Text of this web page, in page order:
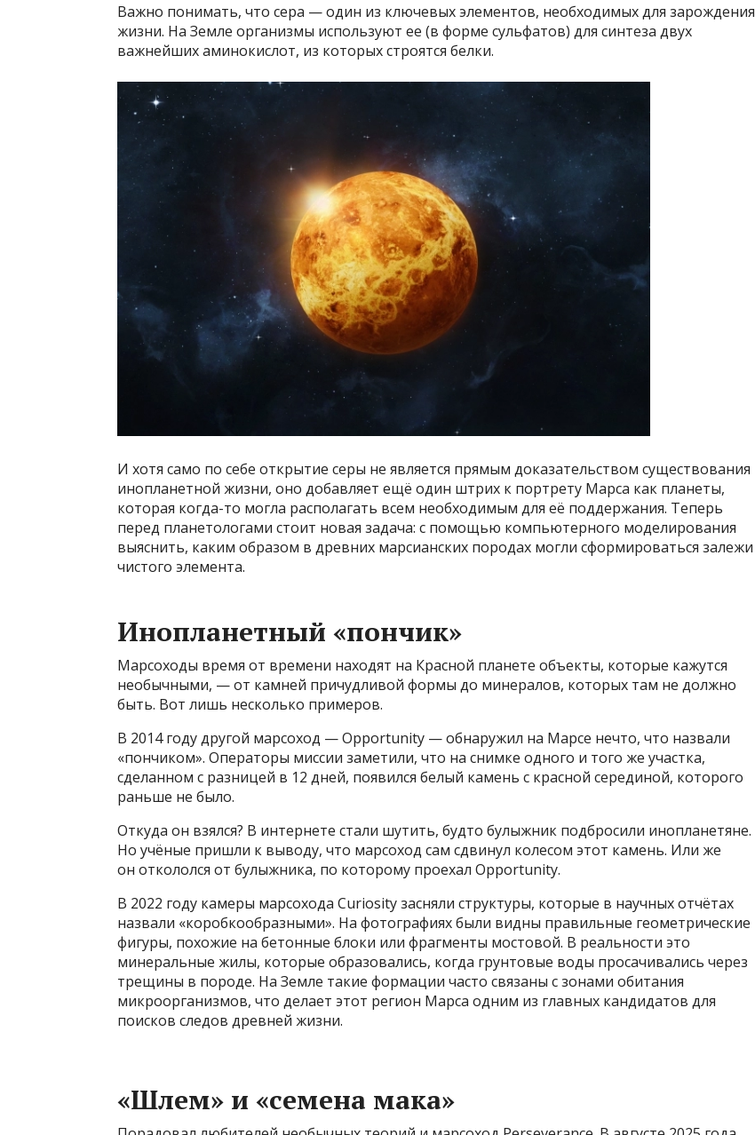
Важно понимать, что сера — один из ключевых элементов, необходимых для зарождения
жизни. На Земле организмы используют ее (в форме сульфатов) для синтеза двух
важнейших аминокислот, из которых строятся белки.
И хотя само по себе открытие серы не является прямым доказательством существования
инопланетной жизни, оно добавляет ещё один штрих к портрету Марса как планеты,
которая когда-то могла располагать всем необходимым для её поддержания. Теперь
перед планетологами стоит новая задача: с помощью компьютерного моделирования
выяснить, каким образом в древних марсианских породах могли сформироваться залежи
чистого элемента.
Инопланетный «пончик»
Марсоходы время от времени находят на Красной планете объекты, которые кажутся
необычными, — от камней причудливой формы до минералов, которых там не должно
быть. Вот лишь несколько примеров.
В 2014 году другой марсоход — Opportunity — обнаружил на Марсе нечто, что назвали
«пончиком». Операторы миссии заметили, что на снимке одного и того же участка,
сделанном с разницей в 12 дней, появился белый камень с красной серединой, которого
раньше не было.
Откуда он взялся? В интернете стали шутить, будто булыжник подбросили инопланетяне.
Но учёные пришли к выводу, что марсоход сам сдвинул колесом этот камень. Или же
он откололся от булыжника, по которому проехал Opportunity.
В 2022 году камеры марсохода Curiosity засняли структуры, которые в научных отчётах
назвали «коробкообразными». На фотографиях были видны правильные геометрические
фигуры, похожие на бетонные блоки или фрагменты мостовой. В реальности это
минеральные жилы, которые образовались, когда грунтовые воды просачивались через
трещины в породе. На Земле такие формации часто связаны с зонами обитания
микроорганизмов, что делает этот регион Марса одним из главных кандидатов для
поисков следов древней жизни.
«Шлем» и «семена мака»